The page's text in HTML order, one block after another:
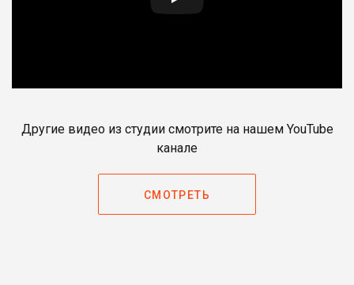
Другие видео из студии смотрите на нашем YouTube
канале
СМОТРЕТЬ